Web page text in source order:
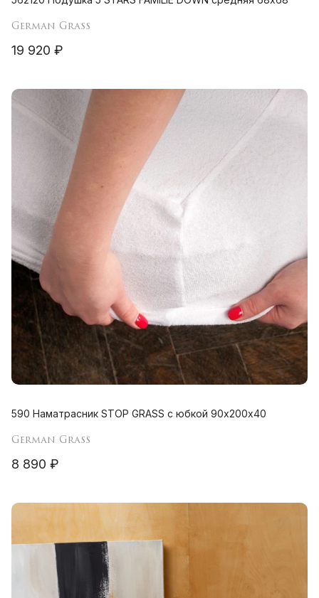
German Grass
19 920 ₽
590 Наматрасник STOP GRASS с юбкой 90х200х40
German Grass
8 890 ₽